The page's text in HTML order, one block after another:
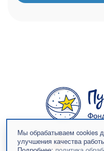
Мы обрабатываем cookies
улучшения качества